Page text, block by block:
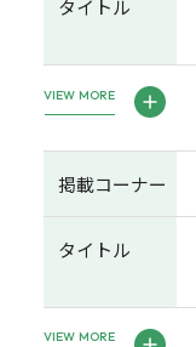
タイトル
VIEW MORE
掲載コーナー
タイトル
VIEW MORE